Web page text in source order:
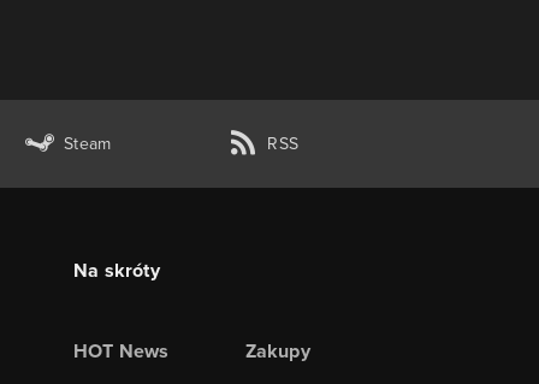
Steam RSS
Na skróty
HOT News
Zakupy